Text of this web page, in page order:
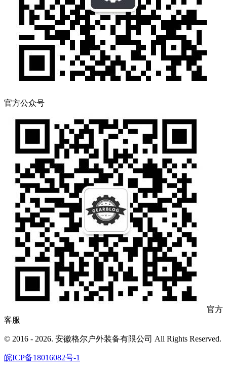
官方公众号
官方
客服
© 2016 - 2026. 安徽格尔户外装备有限公司 All Rights Reserved.
皖ICP备18016082号-1